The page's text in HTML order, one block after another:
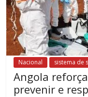
Nacional sistema de
Angola
prevenir e